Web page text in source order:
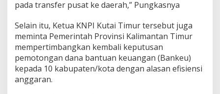
pada transfer pusat ke daerah,” Pungkasnya
Selain itu, Ketua KNPI Kutai Timur tersebut juga
meminta Pemerintah Provinsi Kalimantan Timur
mempertimbangkan kembali keputusan
pemotongan dana bantuan keuangan (Bankeu)
kepada 10 kabupaten/kota dengan alasan efisiensi
anggaran.